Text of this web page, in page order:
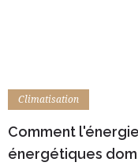
Climatisation
Comment
énergétiques